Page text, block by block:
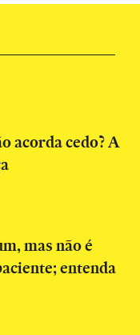
acorda cedo? A
mas não é
entenda